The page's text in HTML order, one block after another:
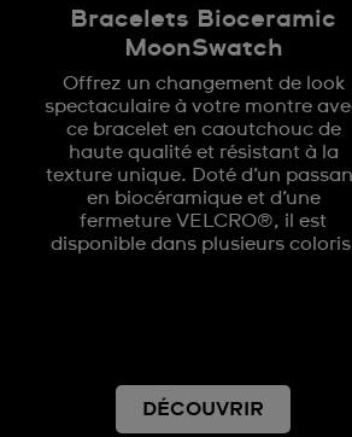
Bracelets Bioceramic
MoonSwatch
Offrez un changement de look
spectaculaire à votre montre
ce bracelet en caoutchouc de
haute qualité et résistant à la
texture unique. Doté d’un
en biocéramique et d’une
fermeture VELCRO®, il est
disponible dans plusieurs
DÉCOUVRIR